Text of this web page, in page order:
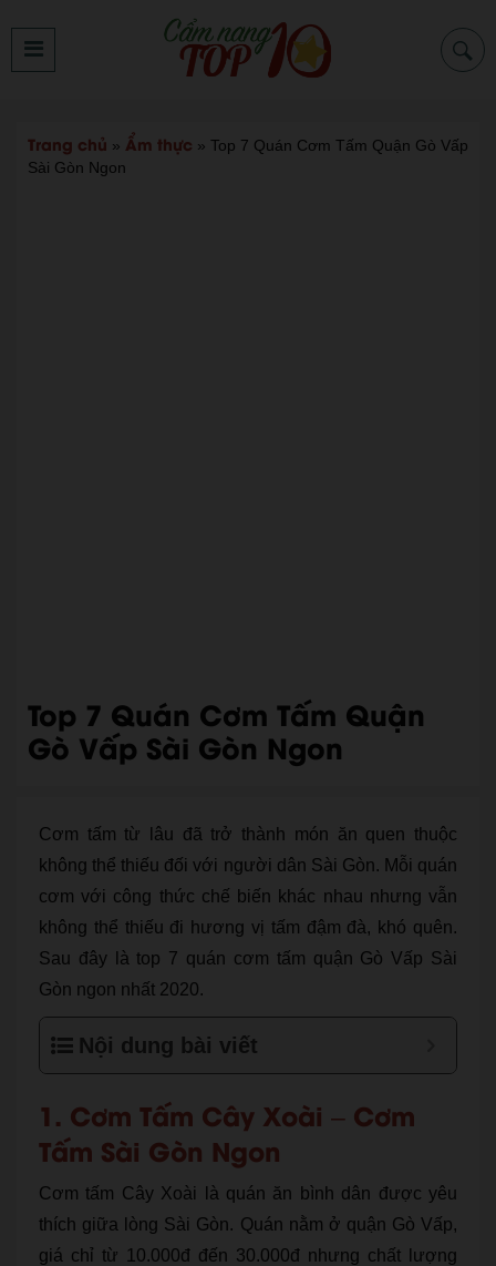
Trang chủ » Ẩm thực » Top 7 Quán Cơm Tấm Quận Gò Vấp
Sài Gòn Ngon
Top 7 Quán Cơm Tấm Quận
Gò Vấp Sài Gòn Ngon
Cơm tấm từ lâu đã trở thành món ăn quen thuộc
không thể thiếu đối với người dân Sài Gòn. Mỗi quán
cơm với công thức chế biến khác nhau nhưng vẫn
không thể thiếu đi hương vị tấm đậm đà, khó quên.
Sau đây là top 7 quán cơm tấm quận Gò Vấp Sài
Gòn ngon nhất 2020.
Nội dung bài viết
1. Cơm Tấm Cây Xoài – Cơm
Tấm Sài Gòn Ngon
Cơm tấm Cây Xoài là quán ăn bình dân được yêu
thích giữa lòng Sài Gòn. Quán nằm ở quận Gò Vấp,
giá chỉ từ 10.000đ đến 30.000đ nhưng chất lượng